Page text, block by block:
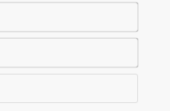
Nom*
E-